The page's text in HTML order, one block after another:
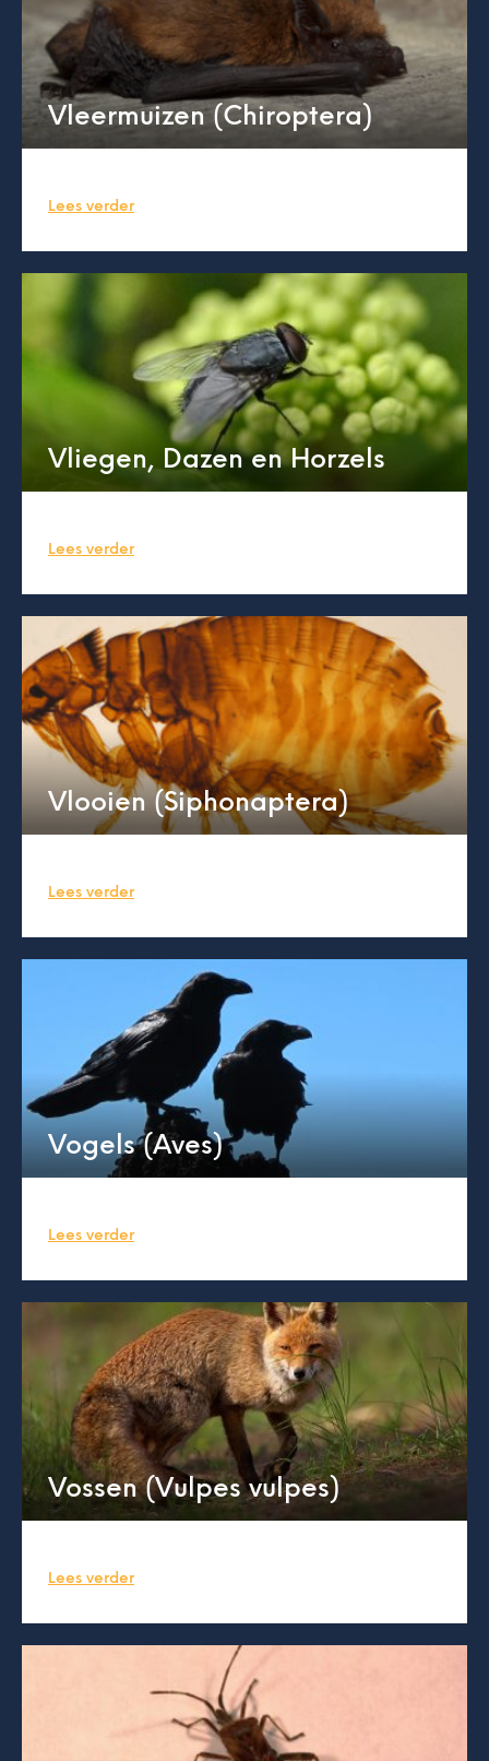
Vleermuizen (Chiroptera)
Lees verder
Vliegen, Dazen en Horzels
Lees verder
Vlooien (Siphonaptera)
Lees verder
Vogels (Aves)
Lees verder
Vossen (Vulpes vulpes)
Lees verder